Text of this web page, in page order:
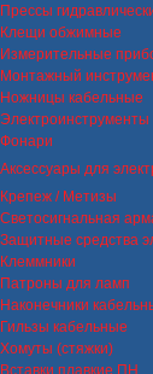
Прессы
Клещи обжимные
Измерительные
Монтажный
Ножницы кабельные
Электроинструменты
Фонари
Аксессуары для
Крепеж / Метизы
Светосигнальная
Защитные средства
Клеммники
Патроны для ламп
Наконечники
Гильзы кабельные
Хомуты (стяжки)